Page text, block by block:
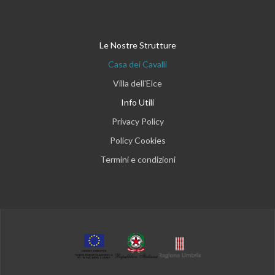
Le Nostre Strutture
Casa dei Cavalli
Villa dell'Elce
Info Utili
Privacy Policy
Policy Cookies
Termini e condizioni